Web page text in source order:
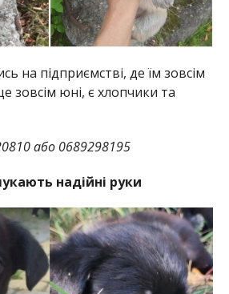
на підприємстві, де їм зовсім
зовсім юні, є хлопчики та
або 0689298195
надійні руки